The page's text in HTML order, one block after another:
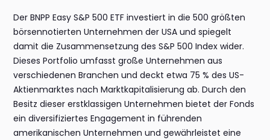
Der BNPP Easy S&P 500 ETF investiert in die 500 größten
börsennotierten Unternehmen der USA und spiegelt
damit die Zusammensetzung des S&P 500 Index wider.
Dieses Portfolio umfasst große Unternehmen aus
verschiedenen Branchen und deckt etwa 75 % des US-
Aktienmarktes nach Marktkapitalisierung ab. Durch den
Besitz dieser erstklassigen Unternehmen bietet der Fonds
ein diversifiziertes Engagement in führenden
amerikanischen Unternehmen und gewährleistet eine